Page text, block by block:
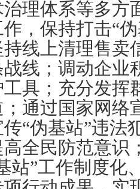
理体系等多方
，保持打击“
线上清理售卖
线；调动企业
具；充分发挥
通过国家网络
“伪基站”违法
全民防范意识
站”工作制度化